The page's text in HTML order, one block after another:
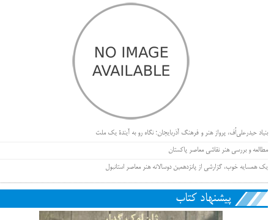
بنیاد حیدرعلی‌اُف، پرواز هنر و فرهنگ آذربایجان؛ نگاه رو به آیندۀ یک ملت
مطالعه و بررسی هنر نقاشی معاصر پاکستان
یک همسایه خوب، گزارشی از پانزدهمین دوسالانه هنر معاصر استانبول
پیشنهاد کتاب